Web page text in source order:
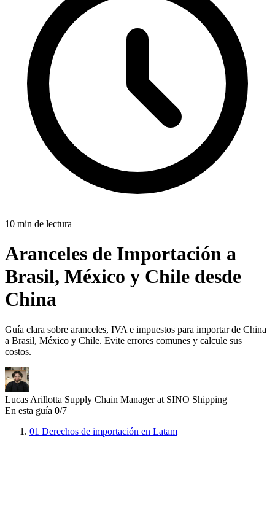
10 min de lectura
Aranceles de Importación a
Brasil, México y Chile desde
China
Guía clara sobre aranceles, IVA e impuestos para importar de China
a Brasil, México y Chile. Evite errores comunes y calcule sus
costos.
Lucas Arillotta Supply Chain Manager at SINO Shipping
En esta guía 0/7
01 Derechos de importación en Latam